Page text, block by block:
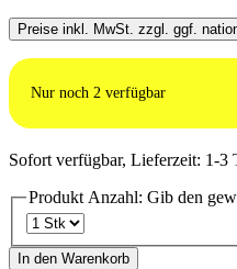
Preise inkl. MwSt. zzgl. ggf.
Nur noch 2 verfügbar
Sofort verfügbar, Lieferzeit: 1-3
Produkt Anzahl: Gib den
In den Warenkorb